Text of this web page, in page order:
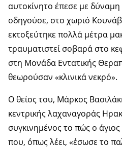
αυτοκίνητο έπεσε με
οδηγούσε, στο χωριό
εκτοξεύτηκε πολλά μέτρα
τραυματιστεί σοβαρά στο
στη Μονάδα Εντατικής
θεωρούσαν «κλινικά νεκρό».
Ο θείος του, Μάρκος
κεντρικής λαχαναγοράς
συγκινημένος το πώς ο
που, όπως λέει, «έσωσε το